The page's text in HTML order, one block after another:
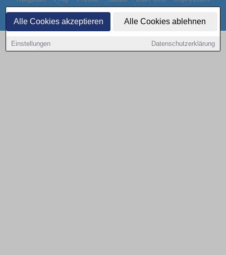
Alle Cookies akzeptieren Alle Cookies ablehnen
Einstellungen Datenschutzerklärung
Datenschutz Cookies
Copyright © 2000 - 2026 | 1A Infosysteme GmbH | Content by: 1a-sites-autos